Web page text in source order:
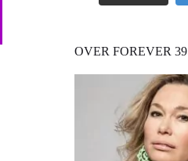
OVER FOREVER 39